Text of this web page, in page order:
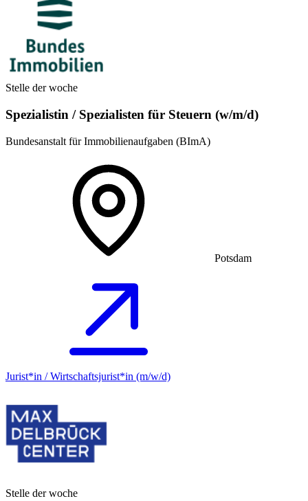
Stelle der woche
Spezialistin / Spezialisten für Steuern (w/m/d)
Bundesanstalt für Immobilienaufgaben (BImA)
Potsdam
Jurist*in / Wirtschafts­jurist*in (m/w/d)
Stelle der woche